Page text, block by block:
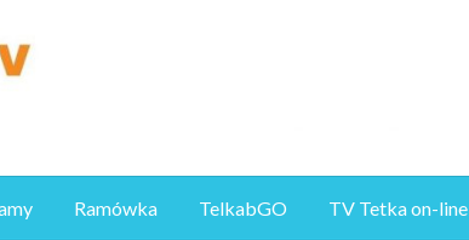
Ramówka TelkabGO TV Tetka on-line